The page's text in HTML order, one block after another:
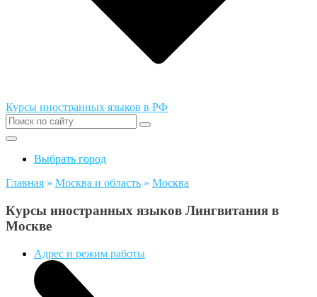
Курсы иностранных языков в РФ
Выбрать город
Главная » Москва и область » Москва
Курсы иностранных языков Лингвитания в
Москве
Адрес и режим работы